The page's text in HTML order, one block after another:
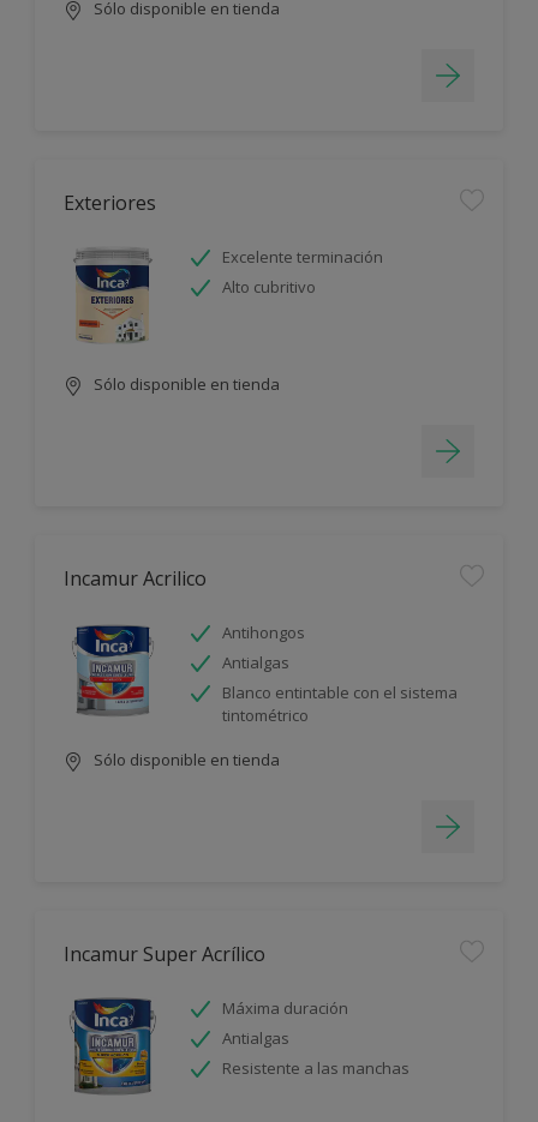
Sólo disponible en tienda
Exteriores
Excelente terminación
Alto cubritivo
Sólo disponible en tienda
Incamur Acrilico
Antihongos
Antialgas
Blanco entintable con el sistema
tintométrico
Sólo disponible en tienda
Incamur Super Acrílico
Máxima duración
Antialgas
Resistente a las manchas